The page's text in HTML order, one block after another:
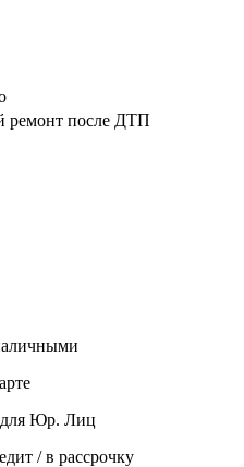
ремонт после ДТП
Юр. Лиц
/ в рассрочку